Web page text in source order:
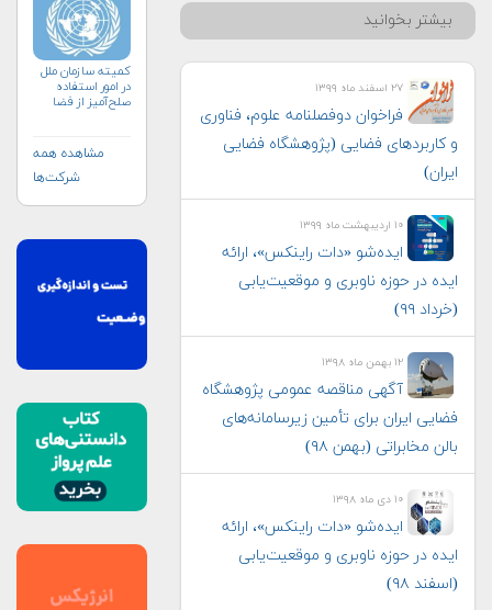
بخوانید
۲۷ اسفند ماه ۱۳۹۹
فراخوان دوفصلنامه علوم، فناوری
فضایی (پژوهشگاه فضایی
۱۰ اردیبهشت ماه ۱۳۹۹
ایده‌شو «دات راینکس»، ارائه
در حوزه ناوبری و موقعیت‌یابی
۱۲ بهمن ماه ۱۳۹۸
آگهی مناقصه عمومی پژوهشگاه
ایران برای تأمین زیرسامانه‌های
مخابراتی (بهمن ۹۸)
۱۰ دی ماه ۱۳۹۸
ایده‌شو «دات راینکس»، ارائه
در حوزه ناوبری و موقعیت‌یابی
کمیته سازمان ملل
در امور استفاده
صلح‌آمیز از فضا
مشاهده همه